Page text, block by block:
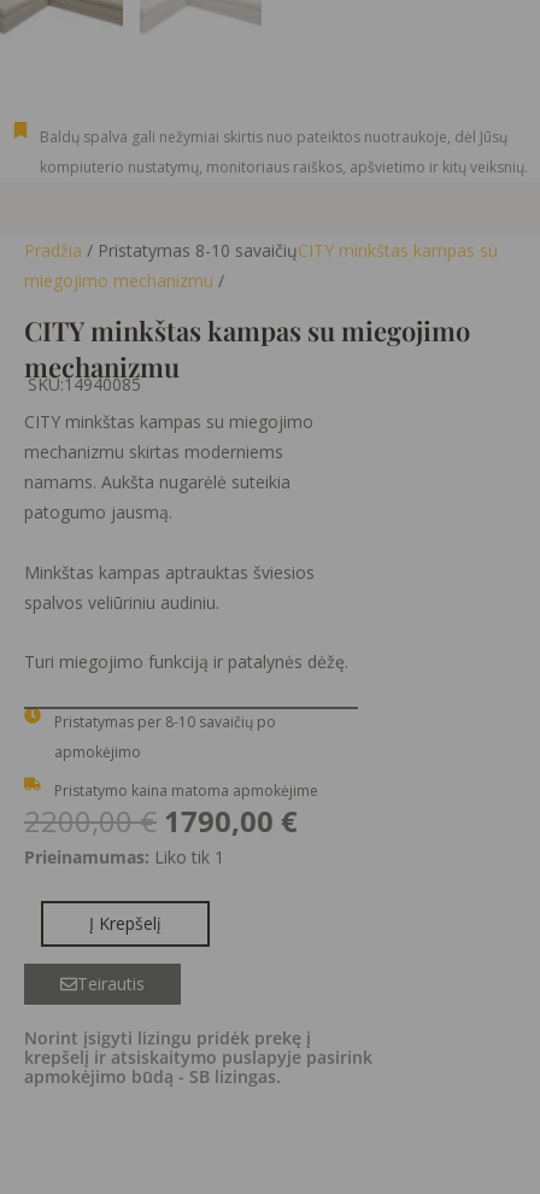
Baldų spalva gali nežymiai skirtis nuo pateiktos nuotraukoje, dėl Jūsų
kompiuterio nustatymų, monitoriaus raiškos, apšvietimo ir kitų veiksnių.
Pradžia / Pristatymas 8-10 savaičiųCITY minkštas kampas su
miegojimo mechanizmu /
CITY minkštas kampas su miegojimo
mechanizmu
SKU:14940085
CITY minkštas kampas su miegojimo
mechanizmu skirtas moderniems
namams. Aukšta nugarėlė suteikia
patogumo jausmą.
Minkštas kampas aptrauktas šviesios
spalvos veliūriniu audiniu.
Turi miegojimo funkciją ir patalynės dėžę.
Pristatymas per 8-10 savaičių po
apmokėjimo
Pristatymo kaina matoma apmokėjime
2200,00€ Original
price
2200,00 €.
1790,00 €Current
Prieinamumas: Liko tik 1
produkto
minkštas
kampas
su
miegojimo
mechanizmu
Į Krepšelį
Teirautis
Norint įsigyti lizingu pridėk prekę į
krepšelį ir atsiskaitymo puslapyje pasirink
apmokėjimo būdą - SB lizingas.